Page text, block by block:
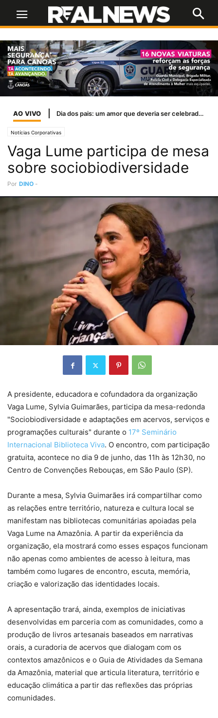
AO VIVO Dia dos pais: um amor que deveria ser celebrado todos os dias
Notícias Corporativas
Vaga Lume participa de mesa
sobre sociobiodiversidade
Por DINO -
A presidente, educadora e cofundadora da organização
Vaga Lume, Sylvia Guimarães, participa da mesa-redonda
"Sociobiodiversidade e adaptações em acervos, serviços e
programações culturais" durante o 17º Seminário
Internacional Biblioteca Viva. O encontro, com participação
gratuita, acontece no dia 9 de junho, das 11h às 12h30, no
Centro de Convenções Rebouças, em São Paulo (SP).
Durante a mesa, Sylvia Guimarães irá compartilhar como
as relações entre território, natureza e cultura local se
manifestam nas bibliotecas comunitárias apoiadas pela
Vaga Lume na Amazônia. A partir da experiência da
organização, ela mostrará como esses espaços funcionam
não apenas como ambientes de acesso à leitura, mas
também como lugares de encontro, escuta, memória,
criação e valorização das identidades locais.
A apresentação trará, ainda, exemplos de iniciativas
desenvolvidas em parceria com as comunidades, como a
produção de livros artesanais baseados em narrativas
orais, a curadoria de acervos que dialogam com os
contextos amazônicos e o Guia de Atividades da Semana
da Amazônia, material que articula literatura, território e
educação climática a partir das reflexões das próprias
comunidades.